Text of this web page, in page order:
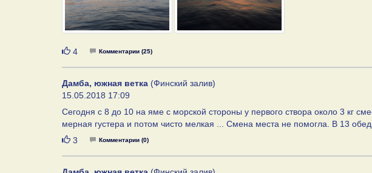
Нравится
4 Комментарии (25)
Дамба, южная ветка (Финский залив)
15.05.2018 17:09
Сегодня с 8 до 10 на яме с морской стороны у первого створа около 3 кг
мерная густера и потом чисто мелкая ... Смена места не помогла. В 13
Нравится
3 Комментарии (0)